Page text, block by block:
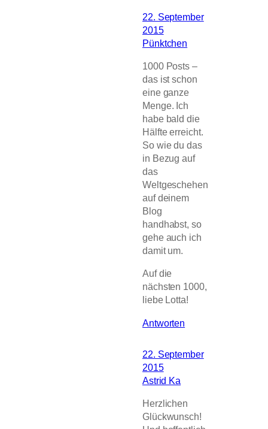
22. September
2015
Pünktchen
1000 Posts –
das ist schon
eine ganze
Menge. Ich
habe bald die
Hälfte erreicht.
So wie du das
in Bezug auf
das
Weltgeschehen
auf deinem
Blog
handhabst, so
gehe auch ich
damit um.
Auf die
nächsten 1000,
liebe Lotta!
Antworten
22. September
2015
Astrid Ka
Herzlichen
Glückwunsch!